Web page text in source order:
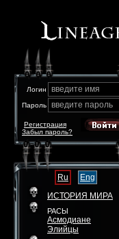
Логин введите имя
Пароль введите пароль
Забыл пароль?
Регистрация
Ru
Eng
ИСТОРИЯ МИРА
РАСЫ
Асмодиане
Элийцы